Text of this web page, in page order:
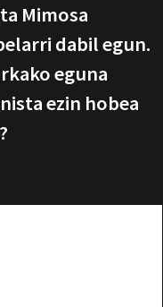
Mimosa
dabil egun.
eguna
ezin hobea